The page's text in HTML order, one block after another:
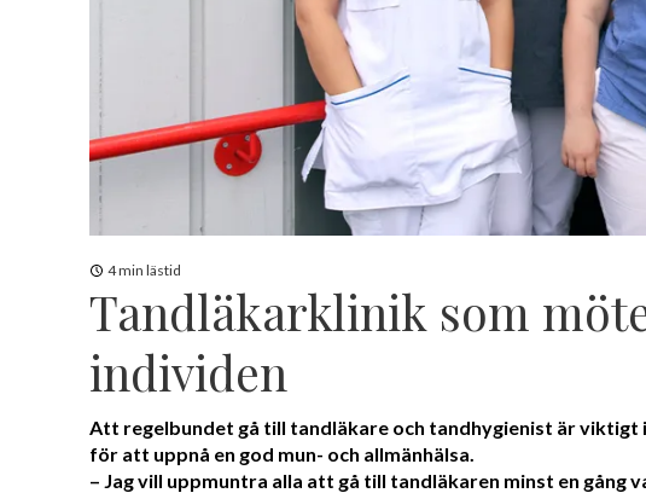
4 min lästid
Tandläkarklinik som
individen
Att regelbundet gå till tandläkare och tandhygienist är viktigt
för att uppnå en god mun- och allmänhälsa.
– Jag vill uppmuntra alla att gå till tandläkaren minst en gång